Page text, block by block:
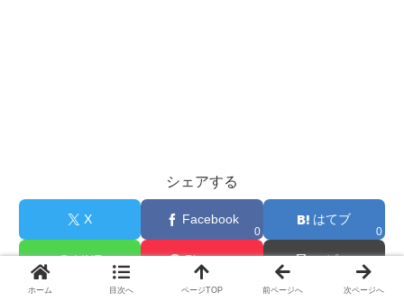
シェアする
X Facebook
0
はてブ
0
LINE Pinterest コピー
ホーム 目次へ ページTOP 前ページへ 次ページへ